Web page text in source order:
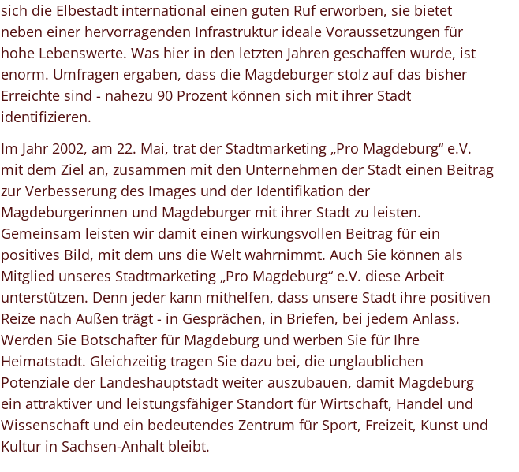
sich die Elbestadt international einen guten Ruf erworben, sie bietet
neben einer hervorragenden Infrastruktur ideale Voraussetzungen für
hohe Lebenswerte. Was hier in den letzten Jahren geschaffen wurde, ist
enorm. Umfragen ergaben, dass die Magdeburger stolz auf das bisher
Erreichte sind - nahezu 90 Prozent können sich mit ihrer Stadt
identifizieren.
Im Jahr 2002, am 22. Mai, trat der Stadtmarketing „Pro Magdeburg“ e.V.
mit dem Ziel an, zusammen mit den Unternehmen der Stadt einen Beitrag
zur Verbesserung des Images und der Identifikation der
Magdeburgerinnen und Magdeburger mit ihrer Stadt zu leisten.
Gemeinsam leisten wir damit einen wirkungsvollen Beitrag für ein
positives Bild, mit dem uns die Welt wahrnimmt. Auch Sie können als
Mitglied unseres Stadtmarketing „Pro Magdeburg“ e.V. diese Arbeit
unterstützen. Denn jeder kann mithelfen, dass unsere Stadt ihre positiven
Reize nach Außen trägt - in Gesprächen, in Briefen, bei jedem Anlass.
Werden Sie Botschafter für Magdeburg und werben Sie für Ihre
Heimatstadt. Gleichzeitig tragen Sie dazu bei, die unglaublichen
Potenziale der Landeshauptstadt weiter auszubauen, damit Magdeburg
ein attraktiver und leistungsfähiger Standort für Wirtschaft, Handel und
Wissenschaft und ein bedeutendes Zentrum für Sport, Freizeit, Kunst und
Kultur in Sachsen-Anhalt bleibt.